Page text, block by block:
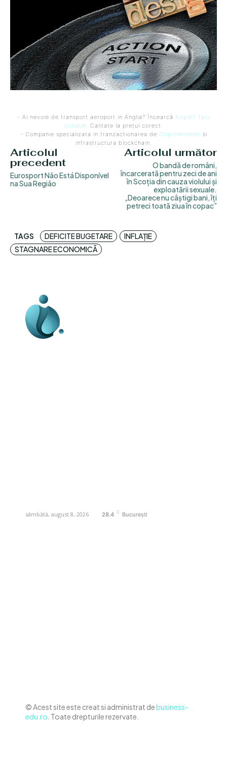
- Ai nevoie de transport aeroport in Anglia? Încearcă Airport Taxi
London. Calitate la prețul corect.
- Companie specializata in tranzactionarea de Criptomonede si
infrastructura blockchain.
Articolul
precedent
Eurosport Não Está Disponível
na Sua Região
Articolul următor
O bandă de români,
încarcerată pentru zeci de ani
în Scoția din cauza violului și
exploatării sexuale.
„Deoarece nu câștigi bani, îți
petreci toată ziua în copac”
TAGS DEFICITE BUGETARE
INFLAȚIE
STAGNARE ECONOMICĂ
sâmbătă, august 8, 2026 28.4 C București
© Acest site este creat si administrat debusiness-
edu.ro . Toate drepturile rezervate.